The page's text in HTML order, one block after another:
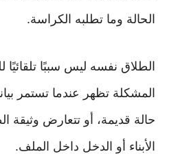
الحالة وما تطلبه الكراسة.
الطلاق نفسه ليس سببًا
المشكلة تظهر عندما تستمر
حالة قديمة، أو تتعارض وثيقة
الأبناء أو الدخل داخل الملف.